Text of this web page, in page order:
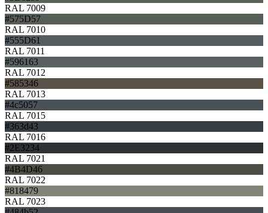
RAL 7009
#575D57
RAL 7010
#555D61
RAL 7011
#596163
RAL 7012
#585346
RAL 7013
#4c5057
RAL 7015
#363d43
RAL 7016
#2E3234
RAL 7021
#4B4D46
RAL 7022
#818479
RAL 7023